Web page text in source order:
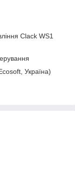
Clack WS1
Україна)